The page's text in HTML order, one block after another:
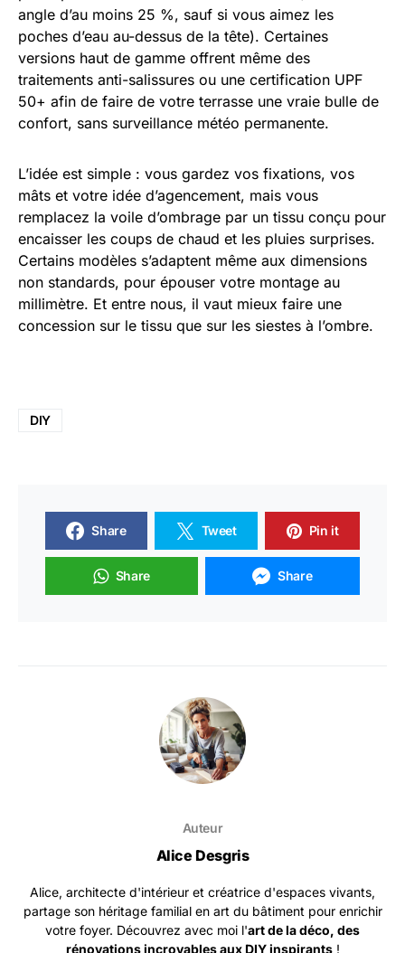
angle d’au moins 25 %, sauf si vous aimez les
poches d’eau au-dessus de la tête). Certaines
versions haut de gamme offrent même des
traitements anti-salissures ou une certification UPF
50+ afin de faire de votre terrasse une vraie bulle de
confort, sans surveillance météo permanente.
L’idée est simple : vous gardez vos fixations, vos
mâts et votre idée d’agencement, mais vous
remplacez la voile d’ombrage par un tissu conçu pour
encaisser les coups de chaud et les pluies surprises.
Certains modèles s’adaptent même aux dimensions
non standards, pour épouser votre montage au
millimètre. Et entre nous, il vaut mieux faire une
concession sur le tissu que sur les siestes à l’ombre.
DIY
Share Tweet Pin it
Share Share
Auteur
Alice Desgris
Alice, architecte d'intérieur et créatrice d'espaces vivants,
partage son héritage familial en art du bâtiment pour enrichir
votre foyer. Découvrez avec moi l'art de la déco, des
rénovations incroyables aux DIY inspirants!